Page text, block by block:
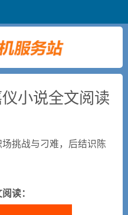
小说全文阅读
挑战与刁难，后结识陈
读：